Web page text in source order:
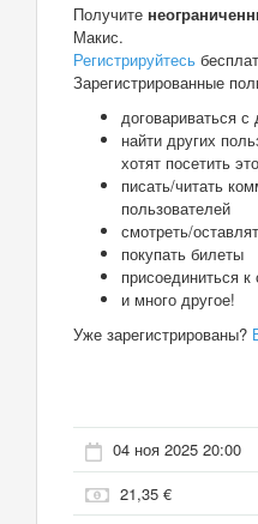
Получите
Макис.
Регистрируйтесь
Зарегистрированные
договариваться
найти других
хотят посетить
писать/читать
пользователей
смотреть/
покупать билеты
присоединиться
и много другое!
Уже зарегистрированы?
04 ноя 2025 20:00
21,35 €